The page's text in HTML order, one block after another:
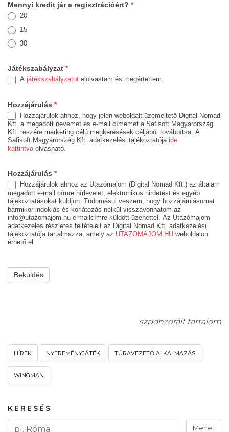
Mennyi kredit jár a regisztrációért? *
20
15
30
Játékszabályzat *
A játékszabályzatot elolvastam és megértettem.
Hozzájárulás *
Hozzájárulok ahhoz, hogy jelen weboldalt üzemeltető Digital Nomad
Kft. a megadott nevemet és e-mail címemet a Safisoft Magyarország
Kft. részére marketing célú megkeresések céljából továbbítsa. A
Safisoft Magyarország Kft. adatkezelési tájékoztatója ide
kattintvaolvasható.
Hozzájárulás *
Hozzájárulok ahhoz az Utazómajom (Digital Nomad Kft.) az általam
megadott e-mail címre hírlevelet, elektronikus hirdetést és egyéb
tájékoztatásokat küldjön. Tudomásul veszem, hogy hozzájárulásomat
bármikor indoklás és korlátozás nélkül visszavonhatom az
info@utazomajom.hu e-mailcímre küldött üzenettel. Az Utazómajom
adatkezelés részletes feltételeit az Digital Nomad Kft. adatkezelési
tájékoztatója tartalmazza, amely az UTAZOMAJOM.HU weboldalon
érhető el.
Beküldés
szponzorált tartalom
HÍREK NYEREMÉNYJÁTÉK TÚRAVEZETŐ ALKALMAZÁS
WINGMAN
KERESÉS
Mehet